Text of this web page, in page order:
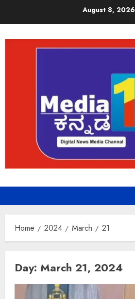
August 8, 2026
Home 2024 March 21
Day: March 21, 2024